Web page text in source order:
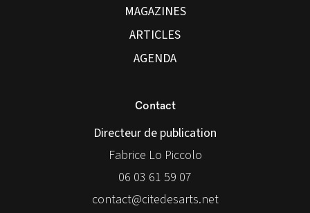
MAGAZINES
ARTICLES
AGENDA
Contact
Directeur de publication
Fabrice Lo Piccolo
06 03 61 59 07
contact@citedesarts.net